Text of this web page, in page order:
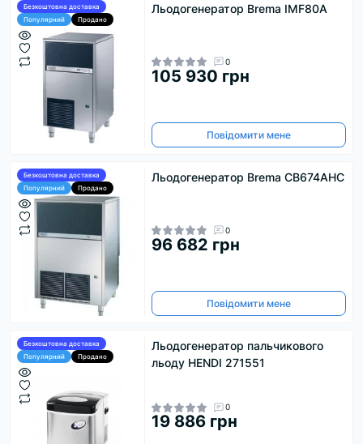
Безкоштовна доставка
Популярний
Продано
Льодогенератор Brema IMF80A
0
105 930 грн
Повідомити мене
Безкоштовна доставка
Популярний
Продано
Льодогенератор Brema CB674AHC
0
96 682 грн
Повідомити мене
Безкоштовна доставка
Популярний
Продано
Льодогенератор пальчикового
льоду HENDI 271551
0
19 886 грн